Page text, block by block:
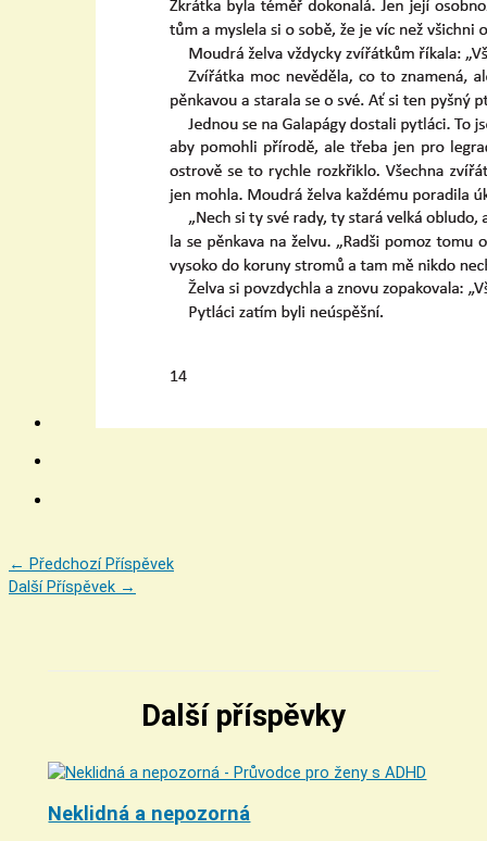
← Předchozí Příspěvek
Další Příspěvek →
Další příspěvky
Neklidná a nepozorná